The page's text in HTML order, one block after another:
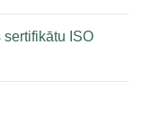
sertifikātu ISO